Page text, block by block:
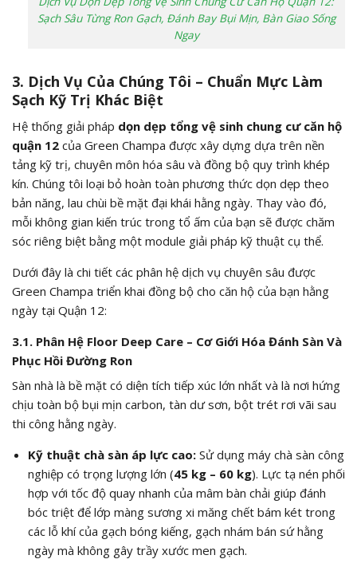
Sạch Sâu Từng Ron Gạch, Đánh Bay Bụi Mịn, Bàn Giao Sống
Ngay
3. Dịch Vụ Của Chúng Tôi – Chuẩn Mực Làm
Sạch Kỹ Trị Khác Biệt
Hệ thống giải pháp dọn dẹp tổng vệ sinh chung cư căn hộ
quận 12 của Green Champa được xây dựng dựa trên nền
tảng kỹ trị, chuyên môn hóa sâu và đồng bộ quy trình khép
kín. Chúng tôi loại bỏ hoàn toàn phương thức dọn dẹp theo
bản năng, lau chùi bề mặt đại khái hằng ngày. Thay vào đó,
mỗi không gian kiến trúc trong tổ ấm của bạn sẽ được chăm
sóc riêng biệt bằng một module giải pháp kỹ thuật cụ thể.
Dưới đây là chi tiết các phân hệ dịch vụ chuyên sâu được
Green Champa triển khai đồng bộ cho căn hộ của bạn hằng
ngày tại Quận 12:
3.1. Phân Hệ Floor Deep Care – Cơ Giới Hóa Đánh Sàn Và
Phục Hồi Đường Ron
Sàn nhà là bề mặt có diện tích tiếp xúc lớn nhất và là nơi hứng
chịu toàn bộ bụi mịn carbon, tàn dư sơn, bột trét rơi vãi sau
thi công hằng ngày.
Kỹ thuật chà sàn áp lực cao:Sử dụng máy chà sàn công
nghiệp có trọng lượng lớn (45 kg – 60 kg). Lực tạ nén phối
hợp với tốc độ quay nhanh của mâm bàn chải giúp đánh
bóc triệt để lớp màng sương xi măng chết bám két trong
các lỗ khí của gạch bóng kiếng, gạch nhám bán sứ hằng
ngày mà không gây trầy xước men gạch.